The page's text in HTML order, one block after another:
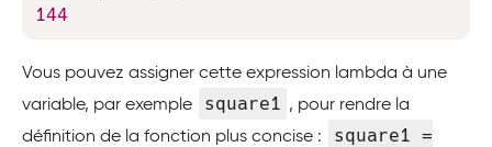
144
Vous pouvez assigner cette expression lambda à une
variable, par exemple
square1 , pour rendre la
définition de la fonction plus concise :
square1 =